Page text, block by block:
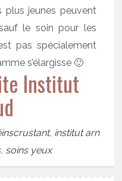
plus jeunes peuvent
le soin pour les
pas spécialement
s’élargisse 🙂
Institut
, institut arn
, soins yeux